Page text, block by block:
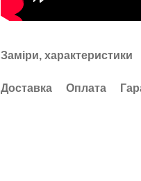
Заміри, характеристики
Доставка Оплата